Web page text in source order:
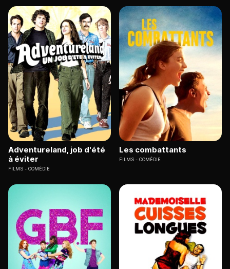
Adventureland, job d'été
à éviter
FILMS COMÉDIE
Les combattants
FILMS COMÉDIE